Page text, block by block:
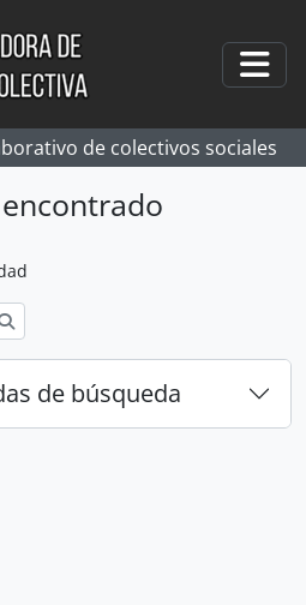
de colectivos sociales
de búsqueda